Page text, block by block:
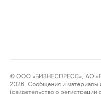
© ООО «БИЗНЕСПРЕСС», АО
2026. Сообщения и материалы
(свидетельство о